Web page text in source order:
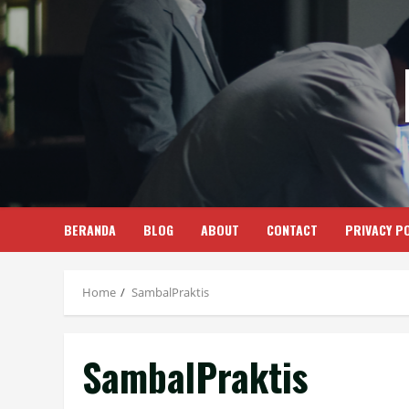
Skip
content
BERANDA BLOG ABOUT CONTACT PRIVACY
Home SambalPraktis
SambalPraktis